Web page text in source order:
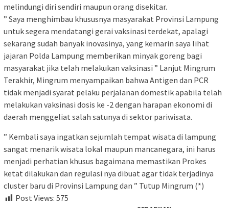
melindungi diri sendiri maupun orang disekitar.
” Saya menghimbau khususnya masyarakat Provinsi Lampung
untuk segera mendatangi gerai vaksinasi terdekat, apalagi
sekarang sudah banyak inovasinya, yang kemarin saya lihat
jajaran Polda Lampung memberikan minyak goreng bagi
masyarakat jika telah melakukan vaksinasi ” Lanjut Mingrum
Terakhir, Mingrum menyampaikan bahwa Antigen dan PCR
tidak menjadi syarat pelaku perjalanan domestik apabila telah
melakukan vaksinasi dosis ke -2 dengan harapan ekonomi di
daerah menggeliat salah satunya di sektor pariwisata.
” Kembali saya ingatkan sejumlah tempat wisata di lampung
sangat menarik wisata lokal maupun mancanegara, ini harus
menjadi perhatian khusus bagaimana memastikan Prokes
ketat dilakukan dan regulasi nya dibuat agar tidak terjadinya
cluster baru di Provinsi Lampung dan ” Tutup Mingrum (*)
Post Views: 575